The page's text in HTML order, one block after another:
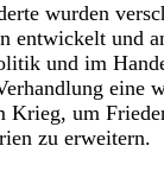
wurden
entwickelt und
und im
eine
Krieg, um
zu erweitern.